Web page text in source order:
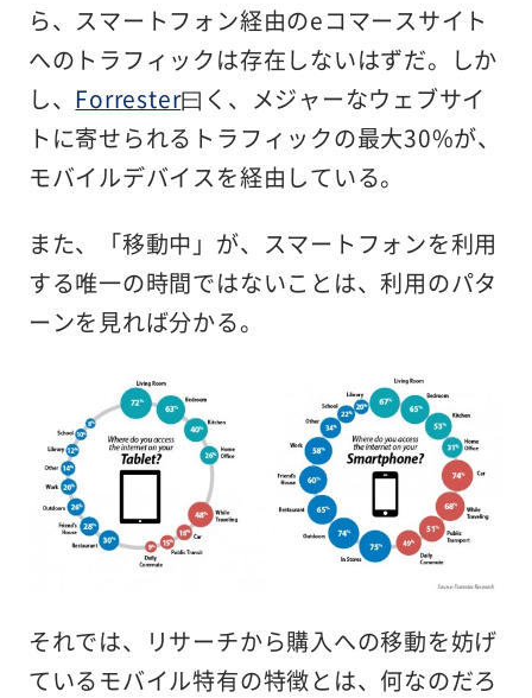
ら、スマートフォン経由のeコマースサイト
へのトラフィックは存在しないはずだ。しか
し、 Forrester曰く、メジャーなウェブサイ
トに寄せられるトラフィックの最大30%が、
モバイルデバイスを経由している。
また、「移動中」が、スマートフォンを利用
する唯一の時間ではないことは、利用のパタ
ーンを見れば分かる。
それでは、リサーチから購入への移動を妨げ
ているモバイル特有の特徴とは、何なのだろ